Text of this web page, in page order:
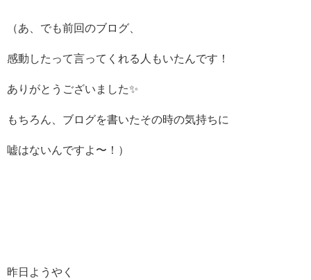
（あ、でも前回のブログ、
感動したって言ってくれる人もいたんです！
ありがとうございました✨
もちろん、ブログを書いたその時の気持ちに
嘘はないんですよ〜！）
昨日ようやく